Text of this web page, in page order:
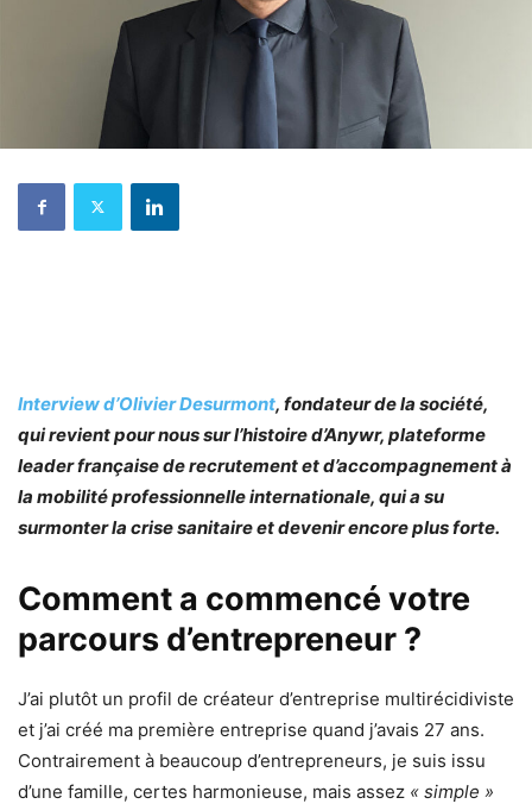
Interview d’Olivier Desurmont, fondateur de la société,
qui revient pour nous sur l’histoire d’Anywr, plateforme
leader française de recrutement et d’accompagnement à
la mobilité professionnelle internationale, qui a su
surmonter la crise sanitaire et devenir encore plus forte.
Comment a commencé votre
parcours d’entrepreneur ?
J’ai plutôt un profil de créateur d’entreprise multirécidiviste
et j’ai créé ma première entreprise quand j’avais 27 ans.
Contrairement à beaucoup d’entrepreneurs, je suis issu
d’une famille, certes harmonieuse, mais assez « simple »